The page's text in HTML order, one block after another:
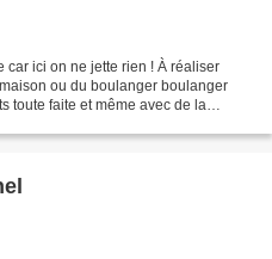
car ici on ne jette rien ! À réaliser
ou du boulanger boulanger
toute faite et même avec de la